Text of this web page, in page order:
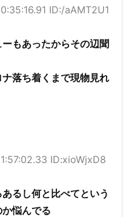
ID:/aAMT2U1
もあったからその辺聞
落ち着くまで現物見れ
ID:xioWjxD8
るし何と比べてという
悩んでる